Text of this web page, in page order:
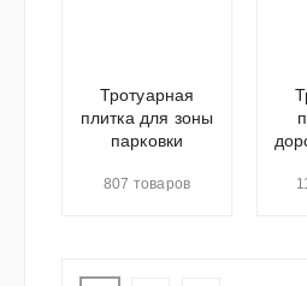
Характеристика
Прочность и
Тротуарная
плитка для зоны
парковки
807 товаров